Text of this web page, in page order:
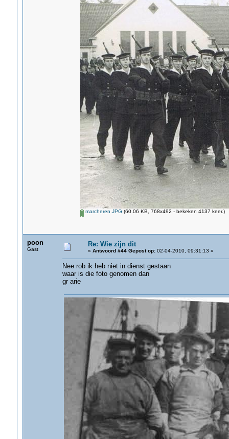
marcheren.JPG (60.06 KB, 768x492 - bekeken 4137 keer.)
poon
Gast
Re: Wie zijn dit
« Antwoord #44 Gepost op:02-04-2010, 09:31:13 »
Nee rob ik heb niet in dienst gestaan
waar is die foto genomen dan
gr arie